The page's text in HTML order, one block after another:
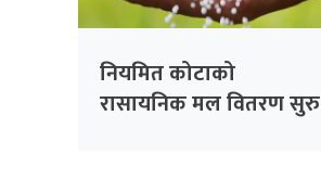
नियमित कोटाको
रासायनिक मल वितरण सुरु